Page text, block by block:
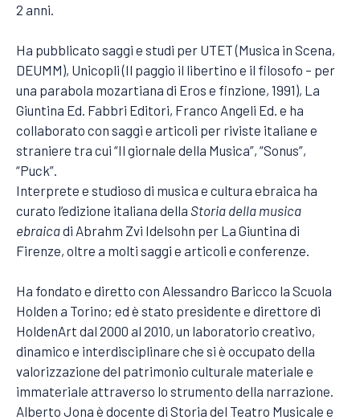
2 anni.
Ha pubblicato saggi e studi per UTET (Musica in Scena,
DEUMM), Unicopli (Il paggio il libertino e il filosofo – per
una parabola mozartiana di Eros e finzione, 1991), La
Giuntina Ed. Fabbri Editori, Franco Angeli Ed. e ha
collaborato con saggi e articoli per riviste italiane e
straniere tra cui “Il giornale della Musica”, “Sonus”,
“Puck”.
Interprete e studioso di musica e cultura ebraica ha
curato l’edizione italiana della Storia della musica
ebraicadi Abrahm Zvi Idelsohn per La Giuntina di
Firenze, oltre a molti saggi e articoli e conferenze.
Ha fondato e diretto con Alessandro Baricco la Scuola
Holden a Torino; ed è stato presidente e direttore di
HoldenArt dal 2000 al 2010, un laboratorio creativo,
dinamico e interdisciplinare che si è occupato della
valorizzazione del patrimonio culturale materiale e
immateriale attraverso lo strumento della narrazione.
Alberto Jona è docente di Storia del Teatro Musicale e